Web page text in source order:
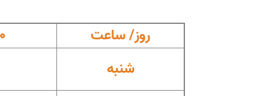
روز/ ساعت
شنبه